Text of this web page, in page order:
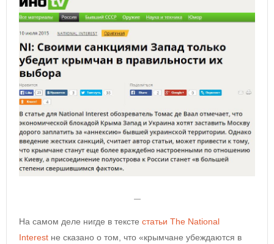
—
На самом деле нигде в тексте статьи The National
Interest не сказано о том, что «крымчане убеждаются в